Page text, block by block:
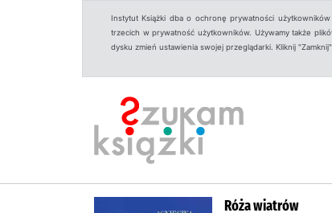
Instytut Książki dba o ochronę prywatności
trzecich w prywatność użytkowników. Używamy także
dysku zmień ustawienia swojej przeglądarki. Kliknij
Róża wiatrów